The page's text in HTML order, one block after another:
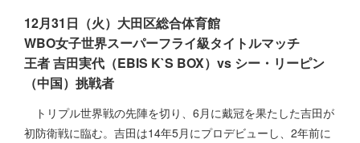
12月31日（火）大田区総合体育館
WBO女子世界スーパーフライ級タイトルマッチ
王者 吉田実代（EBIS K`S BOX）vs シー・リーピン
（中国）挑戦者
トリプル世界戦の先陣を切り、6月に戴冠を果たした吉田が
初防衛戦に臨む。吉田は14年5月にプロデビューし、2年前に